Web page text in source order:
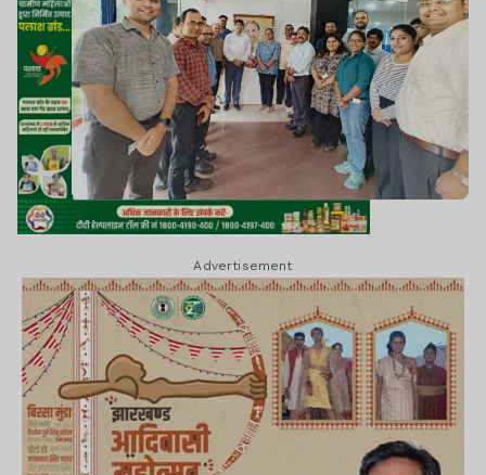
Advertisement